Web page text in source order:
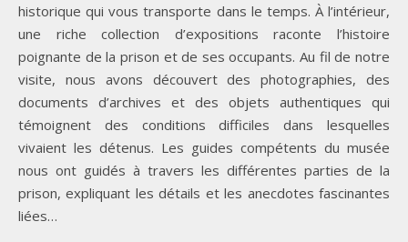
historique qui vous transporte dans le temps. À l’intérieur,
une riche collection d’expositions raconte l’histoire
poignante de la prison et de ses occupants. Au fil de notre
visite, nous avons découvert des photographies, des
documents d’archives et des objets authentiques qui
témoignent des conditions difficiles dans lesquelles
vivaient les détenus. Les guides compétents du musée
nous ont guidés à travers les différentes parties de la
prison, expliquant les détails et les anecdotes fascinantes
liées…